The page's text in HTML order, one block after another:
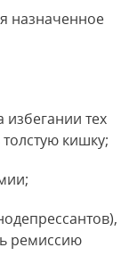
назначенное
тех
кишку;
ремиссию